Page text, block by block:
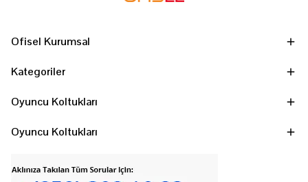
Ofisel Kurumsal
Kategoriler
Oyuncu Koltukları
Oyuncu Koltukları